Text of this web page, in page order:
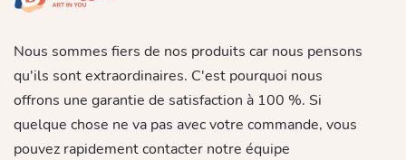
Nous sommes fiers de nos produits car nous pensons
qu'ils sont extraordinaires. C'est pourquoi nous
offrons une garantie de satisfaction à 100 %. Si
quelque chose ne va pas avec votre commande, vous
pouvez rapidement contacter notre équipe